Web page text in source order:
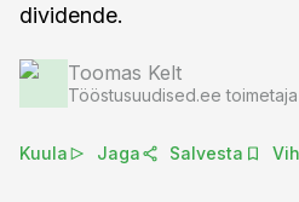
dividende.
Toomas Kelt
Tööstusuudised.ee toimetaja
Kuula Jaga Salvesta